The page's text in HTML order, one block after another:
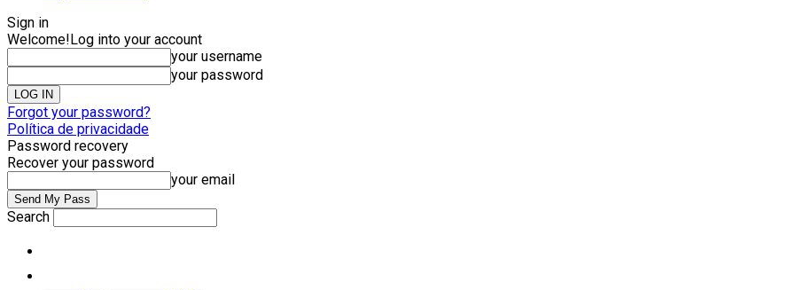
Sign in
Welcome!Log into your account
your username
your password
Forgot your password?
Política de privacidade
Password recovery
Recover your password
your email
Search